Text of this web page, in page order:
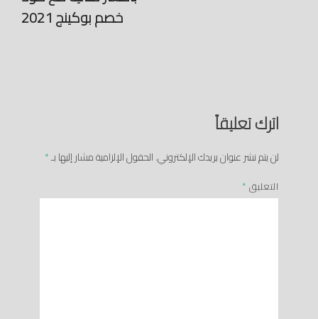
خصم بوكينج 2021
اترك تعليقاً
لن يتم نشر عنوان بريدك الإلكتروني.الحقول الإلزامية مشار إليها بـ*
التعليق *